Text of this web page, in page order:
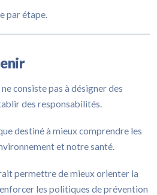
par étape.
consiste pas à désigner des
des responsabilités.
destiné à mieux comprendre les
et notre santé.
permettre de mieux orienter la
les politiques de prévention